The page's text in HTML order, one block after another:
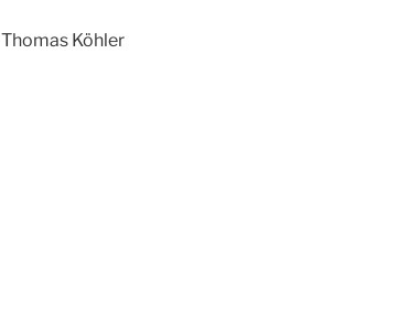
Thomas Köhler